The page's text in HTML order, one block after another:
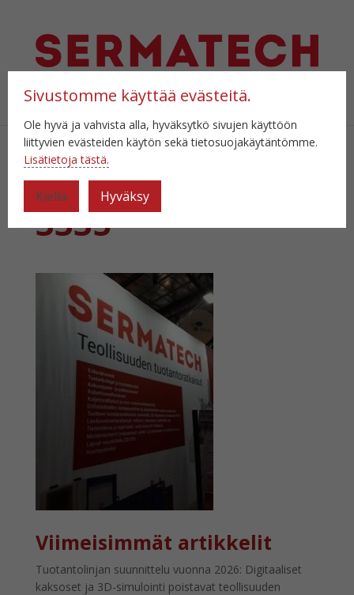
Valitse sivu
IMG_20210922_12
3335
Viimeisimmät artikkelit
Tuotantolinjan suunnittelu vuonna 2026: Digitaaliset
kaksoset ja 3D-simulointi poistavat teollisuuden
Sivustomme käyttää evästeitä.
Ole hyvä ja vahvista alla, hyväksytkö sivujen käyttöön
liittyvien evästeiden käytön sekä tietosuojakäytäntömme.
Lisätietoja tästä.
Kiellä Hyväksy